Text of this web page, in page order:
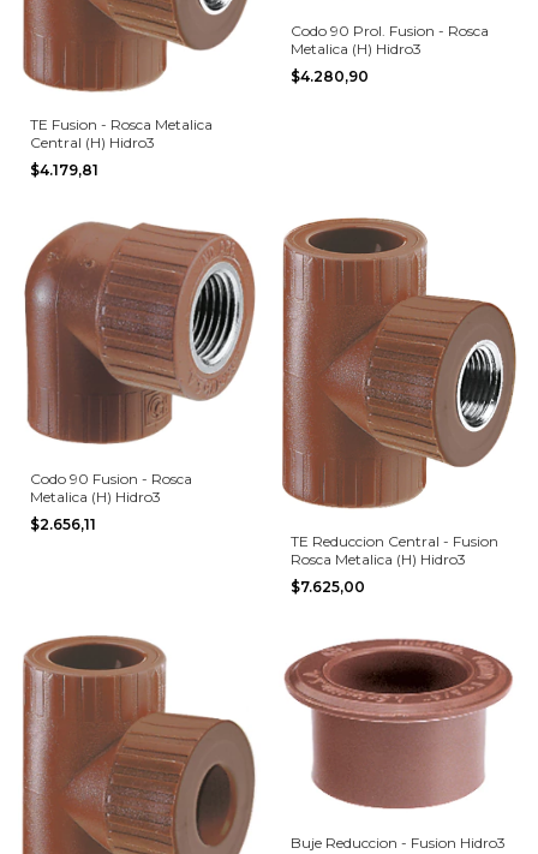
TE Fusion - Rosca Metalica
Central (H) Hidro3
$4.179,81
Codo 90 Prol. Fusion - Rosca
Metalica (H) Hidro3
$4.280,90
Codo 90 Fusion - Rosca
Metalica (H) Hidro3
$2.656,11
TE Reduccion Central - Fusion
Rosca Metalica (H) Hidro3
$7.625,00
Buje Reduccion - Fusion Hidro3